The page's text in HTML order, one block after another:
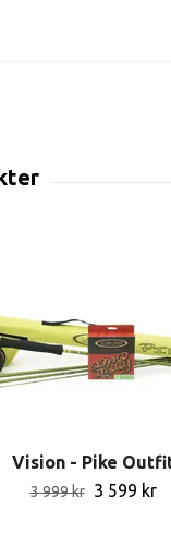
Vision - Pike
3 999 kr 3 599 kr